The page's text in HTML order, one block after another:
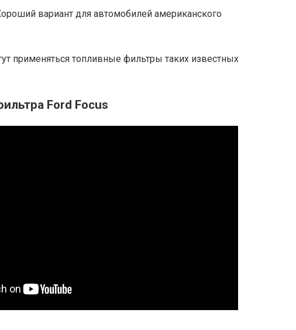
вариант для автомобилей американского
применяться топливные фильтры таких известных
Ford Focus